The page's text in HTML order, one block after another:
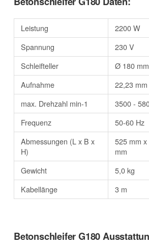
Leistung
2200 W
Spannung
230 V
Schleifteller
Ø 180 mm
Aufnahme
22,23 mm
max. Drehzahl min-1
3500 -
Frequenz
50-60 Hz
Abmessungen (L x B x
H)
525 mm
mm
Gewicht
5,0 kg
Kabellänge
3 m
Betonschleifer G180